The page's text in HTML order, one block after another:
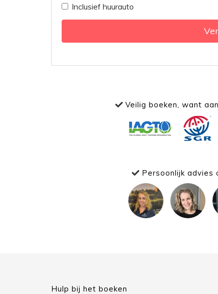
Inclusief huurauto
Veilig boeken, want
Persoonlijk advies
Hulp bij het boeken